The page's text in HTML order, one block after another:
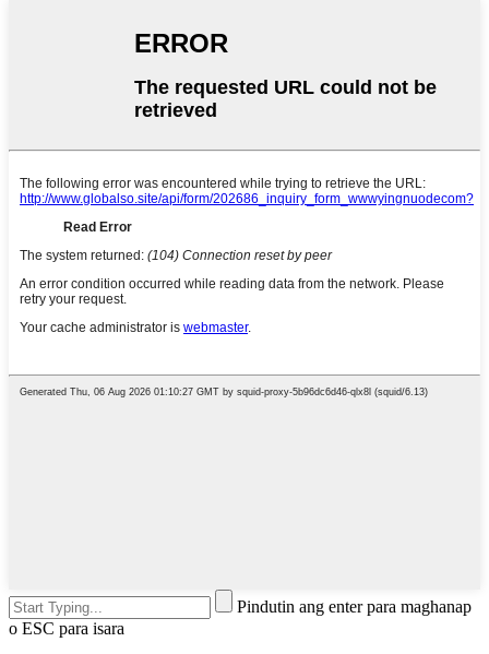
Pindutin ang enter para maghanap
o ESC para isara